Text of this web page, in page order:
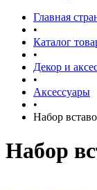
Главная
•
Каталог
•
Декор и
•
Аксессуары
•
Набор
Набор